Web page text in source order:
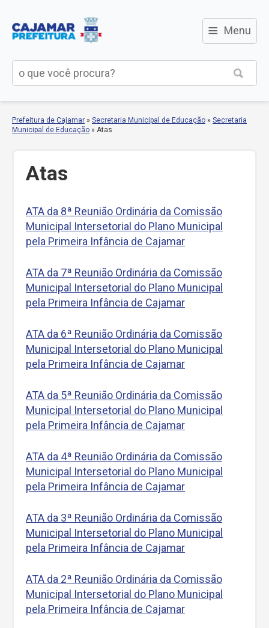
≡ Menu
Prefeitura de Cajamar » Secretaria Municipal de Educação » Secretaria
Municipal de Educação » Atas
Atas
ATA da 8ª Reunião Ordinária da Comissão
Municipal Intersetorial do Plano Municipal
pela Primeira Infância de Cajamar
ATA da 7ª Reunião Ordinária da Comissão
Municipal Intersetorial do Plano Municipal
pela Primeira Infância de Cajamar
ATA da 6ª Reunião Ordinária da Comissão
Municipal Intersetorial do Plano Municipal
pela Primeira Infância de Cajamar
ATA da 5ª Reunião Ordinária da Comissão
Municipal Intersetorial do Plano Municipal
pela Primeira Infância de Cajamar
ATA da 4ª Reunião Ordinária da Comissão
Municipal Intersetorial do Plano Municipal
pela Primeira Infância de Cajamar
ATA da 3ª Reunião Ordinária da Comissão
Municipal Intersetorial do Plano Municipal
pela Primeira Infância de Cajamar
ATA da 2ª Reunião Ordinária da Comissão
Municipal Intersetorial do Plano Municipal
pela Primeira Infância de Cajamar